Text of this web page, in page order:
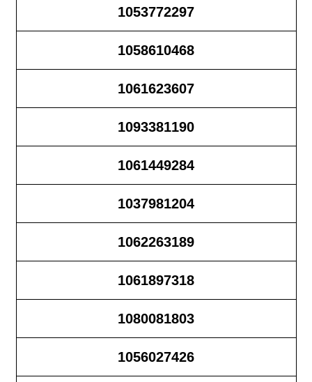
1053772297
1058610468
1061623607
1093381190
1061449284
1037981204
1062263189
1061897318
1080081803
1056027426